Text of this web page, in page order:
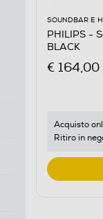
SOUNDBAR E
PHILIPS -
BLACK
€ 164,00
Acquisto
Ritiro in